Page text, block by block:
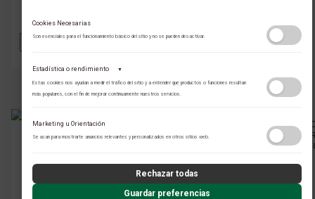
AÑADIR VER
GLAUSER
CADENA DIAMANTE ORO BLANCO
$ 5.654.000 COP
Cookies Necesarias
Son esenciales para el funcionamiento básico del sitio y no se pueden desactivar.
Estadística o rendimiento ▼
Estas cookies nos ayudan a medir el tráfico del sitio y a entender qué productos o funciones resultan
más populares, con el fin de mejorar continuamente nuestros servicios.
Utilizamos Adobe Analytics para recopilar datos de uso anónimos, lo que nos
permite analizar el rendimiento de nuestro contenido y las interacciones de los
Marketing u Orientación
Se usan para mostrarte anuncios relevantes y personalizados en otros sitios web.
Rechazar todas
Guardar preferencias